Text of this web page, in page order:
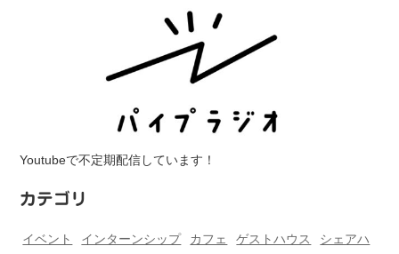
Youtubeで不定期配信しています！
カテゴリ
イベント インターンシップ カフェ ゲストハウス
シェアハ